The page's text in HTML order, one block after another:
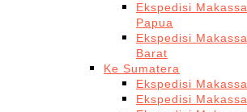
Ekspedisi
Papua
Ekspedisi
Barat
Ke Sumatera
Ekspedisi
Ekspedisi